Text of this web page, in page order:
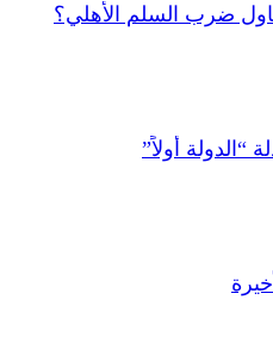
ضرب السلم الأهلي؟
أولاً”